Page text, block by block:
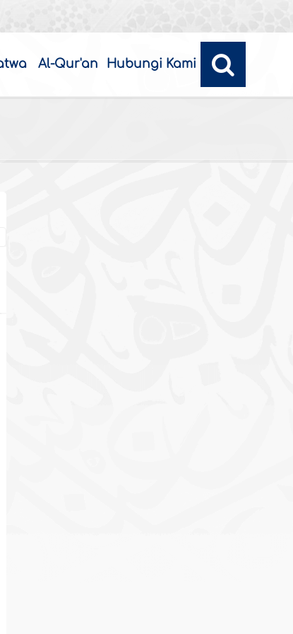
Al-Qur'an Hubungi Kami